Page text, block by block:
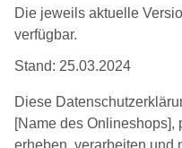
Die jeweils aktuelle
verfügbar.
Stand: 25.03.2024
Diese
[Name des Onlineshops],
erheben, verarbeiten und